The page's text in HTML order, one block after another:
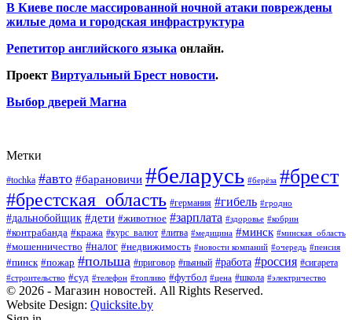
В Киеве после массированной ночной атаки повреждены
жилые дома и городская инфраструктура
Репетитор английского языка онлайн.
Проект Виртуальный Брест новости.
Выбор дверей Магна
Метки
#tochka #авто #барановичи #беларусь #берёза #брест
#брестская_область #германия #гибель #гродно
#дальнобойщик #дети #животное #зарплата #здоровье #кобрин
#контрабанда #кража #курс_валют #литва #медицина #минск #минская_область
#мошенничество #налог #недвижимость #новости компаний #очередь #пенсия
#пинск #пожар #польша #приговор #пьяный #работа #россия #сигарета
#строительство #суд #телефон #топливо #футбол #цена #школа #электричество
© 2026 - Магазин новостей. All Rights Reserved.
Website Design: Quicksite.by